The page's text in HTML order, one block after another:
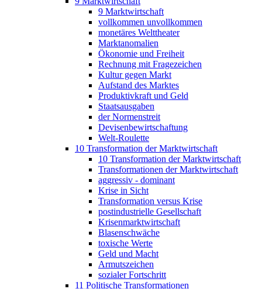
9 Marktwirtschaft
vollkommen unvollkommen
monetäres Welttheater
Marktanomalien
Ökonomie und Freiheit
Rechnung mit Fragezeichen
Kultur gegen Markt
Aufstand des Marktes
Produktivkraft und Geld
Staatsausgaben
der Normenstreit
Devisenbewirtschaftung
Welt-Roulette
10 Transformation der Marktwirtschaft
10 Transformation der Marktwirtschaft
Transformationen der Marktwirtschaft
aggressiv - dominant
Krise in Sicht
Transformation versus Krise
postindustrielle Gesellschaft
Krisenmarktwirtschaft
Blasenschwäche
toxische Werte
Geld und Macht
Armutszeichen
sozialer Fortschritt
11 Politische Transformationen